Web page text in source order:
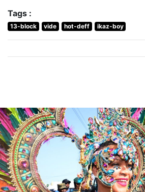
Tags :
13-block vide hot-deff ikaz-boy